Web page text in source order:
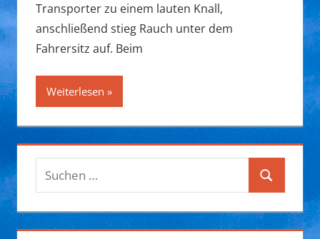
Transporter zu einem lauten Knall,
anschließend stieg Rauch unter dem
Fahrersitz auf. Beim
Weiterlesen
Suchen
nach:
Suchen